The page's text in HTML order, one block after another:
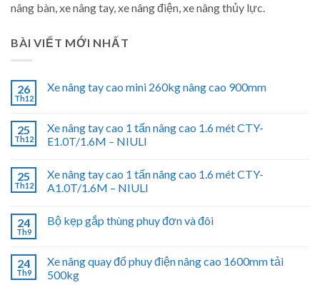
nâng bàn, xe nâng tay, xe nâng điện, xe nâng thủy lực.
BÀI VIẾT MỚI NHẤT
26
Th12
Xe nâng tay cao mini 260kg nâng cao 900mm
25
Th12
Xe nâng tay cao 1 tấn nâng cao 1.6 mét CTY-
E1.0T/1.6M – NIULI
25
Th12
Xe nâng tay cao 1 tấn nâng cao 1.6 mét CTY-
A1.0T/1.6M – NIULI
24
Th9
Bộ kẹp gắp thùng phuy đơn và đôi
24
Th9
Xe nâng quay đổ phuy điện nâng cao 1600mm tải
500kg